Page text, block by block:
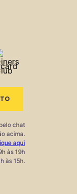
chat
acima.
aqui
às 19h
às 15h.